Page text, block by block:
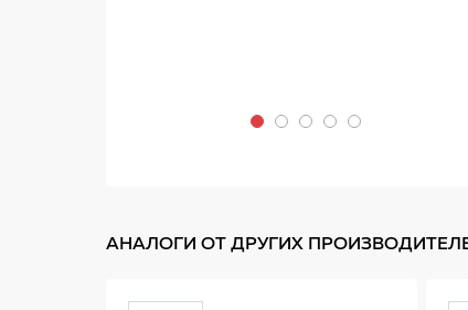
АНАЛОГИ ОТ ДРУГИХ